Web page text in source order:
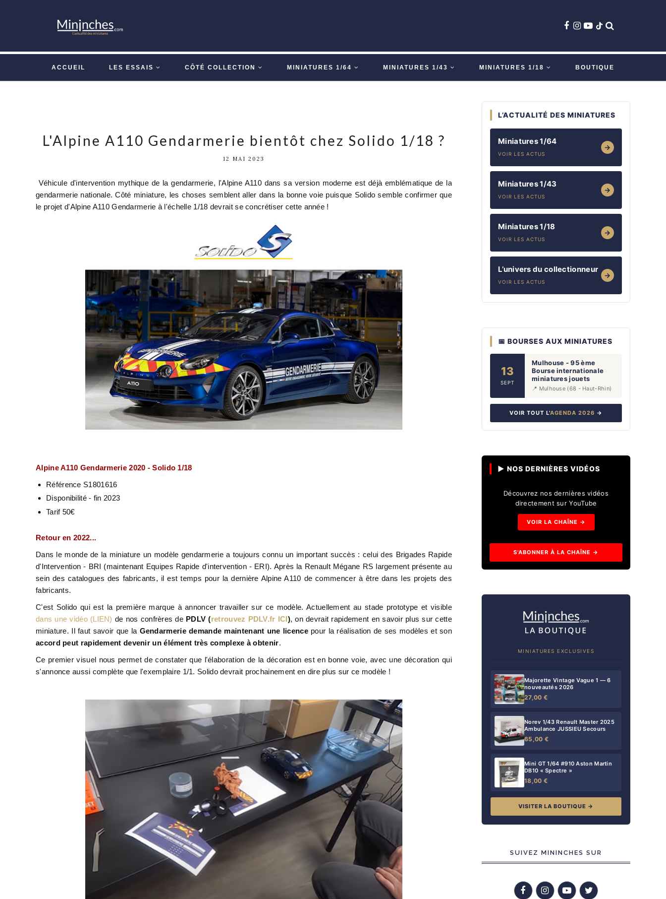
ACCUEIL LES ESSAIS CÔTÉ COLLECTION MINIATURES 1/64 MINIATURES 1/43 MINIATURES 1/18 BOUTIQUE
L'Alpine A110 Gendarmerie bientôt chez Solido 1/18 ?
12 MAI 2023
Véhicule d'intervention mythique de la gendarmerie, l'Alpine A110 dans sa version moderne est déjà emblématique de la
gendarmerie nationale. Côté miniature, les choses semblent aller dans la bonne voie puisque Solido semble confirmer que
le projet d'Alpine A110 Gendarmerie à l'échelle 1/18 devrait se concrétiser cette année !
Alpine A110 Gendarmerie 2020 - Solido 1/18
Référence S1801616
Disponibilité - fin 2023
Tarif 50€
Retour en 2022...
Dans le monde de la miniature un modèle gendarmerie a toujours connu un important succès : celui des Brigades Rapide
d'Intervention - BRI (maintenant Equipes Rapide d'intervention - ERI). Après la Renault Mégane RS largement présente au
sein des catalogues des fabricants, il est temps pour la dernière Alpine A110 de commencer à être dans les projets des
fabricants.
C'est Solido qui est la première marque à annoncer travailler sur ce modèle. Actuellement au stade prototype et visible
dans une vidéo (LIEN) de nos confrères de PDLV (retrouvez PDLV.fr ICI), on devrait rapidement en savoir plus sur cette
miniature. Il faut savoir que la Gendarmerie demande maintenant une licencepour la réalisation de ses modèles et son
accord peut rapidement devenir un élément très complexe à obtenir.
Ce premier visuel nous permet de constater que l'élaboration de la décoration est en bonne voie, avec une décoration qui
s'annonce aussi complète que l'exemplaire 1/1. Solido devrait prochainement en dire plus sur ce modèle !
L’ACTUALITÉ DES MINIATURES
Miniatures 1/64
VOIR LES ACTUS
→
Miniatures 1/43
VOIR LES ACTUS
→
Miniatures 1/18
VOIR LES ACTUS
→
L’univers du collectionneur
VOIR LES ACTUS
→
📅 BOURSES AUX MINIATURES
13
SEPT
Mulhouse - 95 ème
Bourse internationale
miniatures jouets
📍 Mulhouse (68 - Haut-Rhin)
VOIR TOUT L'AGENDA 2026 →
▶ NOS DERNIÈRES VIDÉOS
Découvrez nos dernières vidéos
directement sur YouTube
VOIR LA CHAÎNE →
S'ABONNER À LA CHAÎNE →
MINIATURES EXCLUSIVES
Majorette Vintage Vague 1 — 6
nouveautés 2026
27,00 €
Norev 1/43 Renault Master 2025
Ambulance JUSSIEU Secours
65,00 €
Mini GT 1/64 #910 Aston Martin
DB10 « Spectre »
18,00 €
VISITER LA BOUTIQUE →
SUIVEZ MININCHES SUR